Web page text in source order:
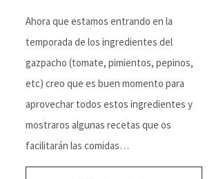
Ahora que estamos entrando en la
temporada de los ingredientes del
gazpacho (tomate, pimientos, pepinos,
etc) creo que es buen momento para
aprovechar todos estos ingredientes y
mostraros algunas recetas que os
facilitarán las comidas…